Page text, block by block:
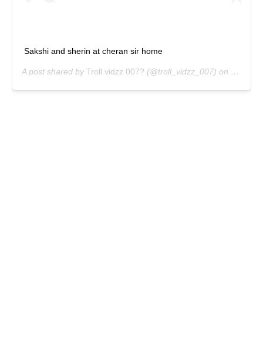
Sakshi and sherin at cheran sir home
A post shared by Troll vidzz 007? (@troll_vidzz_007) on Oct 9,